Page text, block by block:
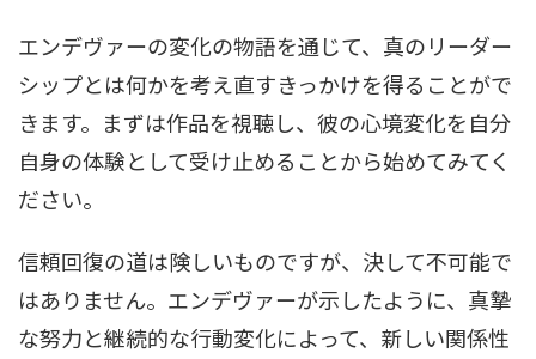
エンデヴァーの変化の物語を通じて、真のリーダー
シップとは何かを考え直すきっかけを得ることがで
きます。まずは作品を視聴し、彼の心境変化を自分
自身の体験として受け止めることから始めてみてく
ださい。
信頼回復の道は険しいものですが、決して不可能で
はありません。エンデヴァーが示したように、真摯
な努力と継続的な行動変化によって、新しい関係性